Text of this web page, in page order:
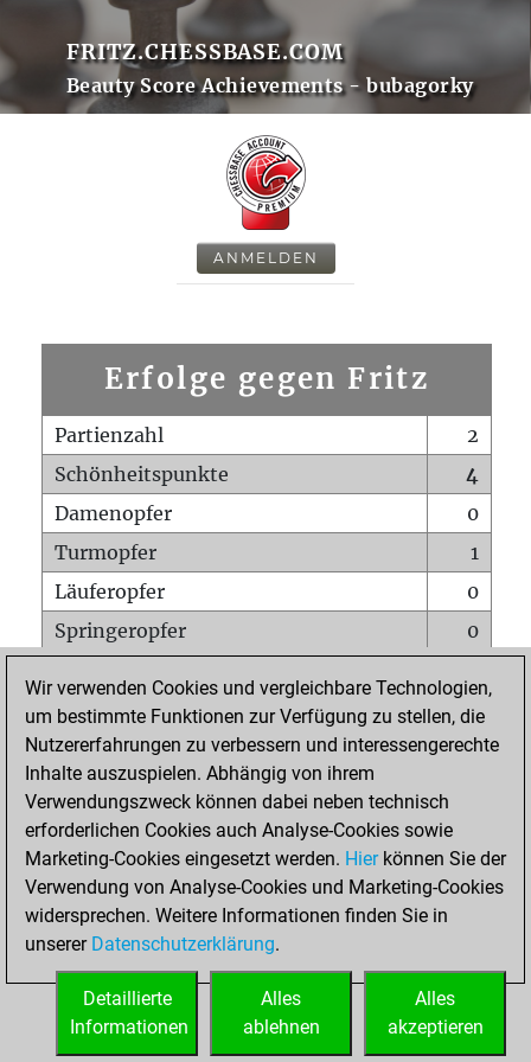
FRITZ.CHESSBASE.COM
Beauty Score Achievements - bubagorky
ANMELDEN
Erfolge gegen Fritz
Partienzahl
2
Schönheitspunkte
4
Damenopfer
0
Turmopfer
1
Läuferopfer
0
Springeropfer
0
Matt auf vollem Brett
0
Bauer setzt Matt
0
Erstickte Matts
Unterverwandlungen
Türme auf der siebten
0
STARTSEITE
Wir verwenden Cookies und vergleichbare Technologien,
um bestimmte Funktionen zur Verfügung zu stellen, die
Nutzererfahrungen zu verbessern und interessengerechte
Inhalte auszuspielen. Abhängig von ihrem
Verwendungszweck können dabei neben technisch
erforderlichen Cookies auch Analyse-Cookies sowie
Marketing-Cookies eingesetzt werden. Hierkönnen Sie der
Verwendung von Analyse-Cookies und Marketing-Cookies
widersprechen. Weitere Informationen finden Sie in
unserer Datenschutzerklärung.
Alles
akzeptieren
Alles
ablehnen
Detaillierte
Informationen